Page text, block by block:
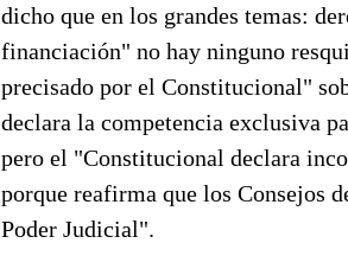
dicho que en los grandes temas:
financiación" no hay ninguno
precisado por el Constitucional"
declara la competencia exclusiva
pero el "Constitucional declara
porque reafirma que los Consejos
Poder Judicial".